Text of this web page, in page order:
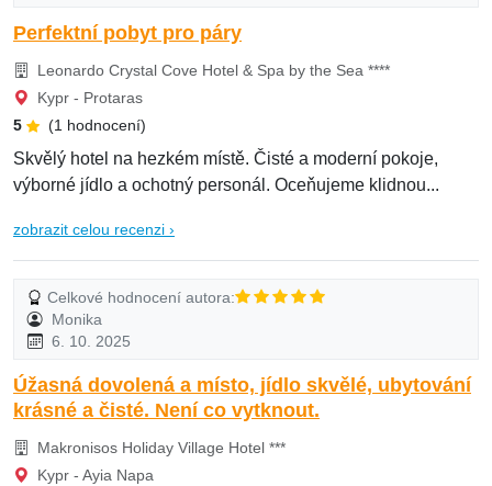
Perfektní pobyt pro páry
Leonardo Crystal Cove Hotel & Spa by the Sea ****
Kypr - Protaras
5
(1 hodnocení)
Skvělý hotel na hezkém místě. Čisté a moderní pokoje,
výborné jídlo a ochotný personál. Oceňujeme klidnou...
zobrazit celou recenzi ›
Celkové hodnocení autora:
Monika
6. 10. 2025
Úžasná dovolená a místo, jídlo skvělé, ubytování
krásné a čisté. Není co vytknout.
Makronisos Holiday Village Hotel ***
Kypr - Ayia Napa